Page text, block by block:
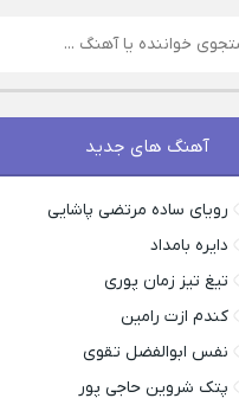
آهنگ های جدید
رویای ساده مرتضی پاشایی
دایره بامداد
تیغ تیز زمان پوری
کندم ازت رامین
نفس ابوالفضل تقوی
پتک شروین حاجی پور